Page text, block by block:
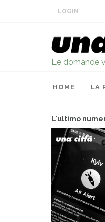
LOGIN
Le domande
HOME LA
L'ultimo